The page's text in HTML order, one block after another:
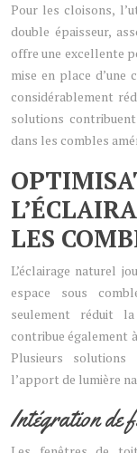
Pour les cloisons,
double épaisseur,
offre une excellente
mise en place
considérablement
solutions
dans les combles
LES
L’éclairage naturel
espace sous
seulement réduit
contribue également
Plusieurs solutions
l’apport de lumière
Intégration de